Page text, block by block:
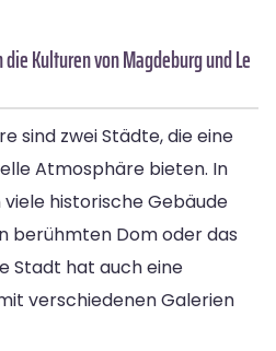
Kulturen von Magdeburg und Le
sind zwei Städte, die eine
Atmosphäre bieten. In
historische Gebäude
berühmten Dom oder das
Stadt hat auch eine
verschiedenen Galerien